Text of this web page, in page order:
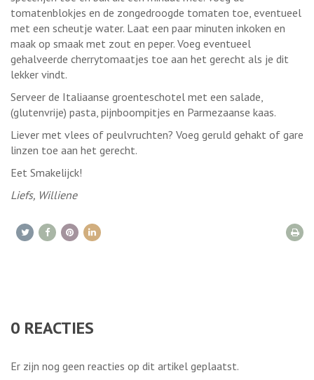
tomatenblokjes en de zongedroogde tomaten toe, eventueel
met een scheutje water. Laat een paar minuten inkoken en
maak op smaak met zout en peper. Voeg eventueel
gehalveerde cherrytomaatjes toe aan het gerecht als je dit
lekker vindt.
Serveer de Italiaanse groenteschotel met een salade,
(glutenvrije) pasta, pijnboompitjes en Parmezaanse kaas.
Liever met vlees of peulvruchten? Voeg geruld gehakt of gare
linzen toe aan het gerecht.
Eet Smakelijck!
Liefs, Williene
0 REACTIES
Er zijn nog geen reacties op dit artikel geplaatst.